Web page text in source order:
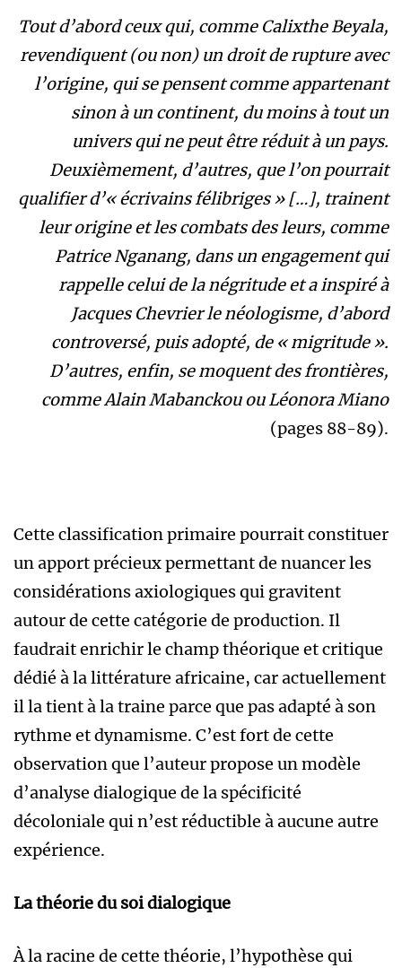
Tout d’abord ceux qui, comme Calixthe Beyala,
revendiquent (ou non) un droit de rupture avec
l’origine, qui se pensent comme appartenant
sinon à un continent, du moins à tout un
univers qui ne peut être réduit à un pays.
Deuxièmement, d’autres, que l’on pourrait
qualifier d’« écrivains félibriges » […], trainent
leur origine et les combats des leurs, comme
Patrice Nganang, dans un engagement qui
rappelle celui de la négritude et a inspiré à
Jacques Chevrier le néologisme, d’abord
controversé, puis adopté, de « migritude ».
D’autres, enfin, se moquent des frontières,
comme Alain Mabanckou ou Léonora Miano
(pages 88-89).
Cette classification primaire pourrait constituer
un apport précieux permettant de nuancer les
considérations axiologiques qui gravitent
autour de cette catégorie de production. Il
faudrait enrichir le champ théorique et critique
dédié à la littérature africaine, car actuellement
il la tient à la traine parce que pas adapté à son
rythme et dynamisme. C’est fort de cette
observation que l’auteur propose un modèle
d’analyse dialogique de la spécificité
décoloniale qui n’est réductible à aucune autre
expérience.
La théorie du soi dialogique
À la racine de cette théorie, l’hypothèse qui